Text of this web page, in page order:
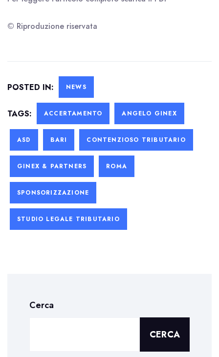
© Riproduzione riservata
POSTED IN: NEWS
TAGS: ACCERTAMENTO ANGELO GINEX
ASD BARI CONTENZIOSO TRIBUTARIO
GINEX & PARTNERS ROMA
SPONSORIZZAZIONE
STUDIO LEGALE TRIBUTARIO
Cerca
CERCA